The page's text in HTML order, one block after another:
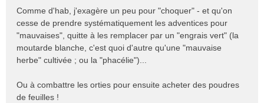
n
l
u
Comme d'hab, j'exagère un peu pour "choquer" - et qu'on
cesse de prendre systématiquement les adventices pour
"mauvaises", quitte à les remplacer par un "engrais vert" (la
moutarde blanche, c'est quoi d'autre qu'une "mauvaise
herbe" cultivée ; ou la "phacélie")...
Ou à combattre les orties pour ensuite acheter des poudres
de feuilles !